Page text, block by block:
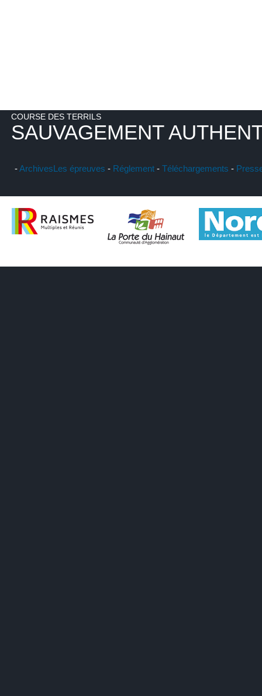
COURSE DES TERRILS
SAUVAGEMENT
-ArchivesLes épreuves - Réglement - Téléchargements -